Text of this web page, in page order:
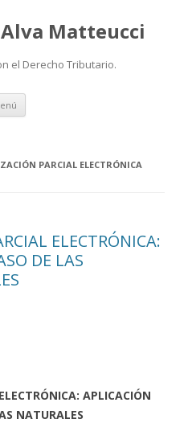
Matteucci
el Derecho Tributario.
Ir
contenido
PARCIAL ELECTRÓNICA
ELECTRÓNICA:
DE LAS
APLICACIÓN
NATURALES